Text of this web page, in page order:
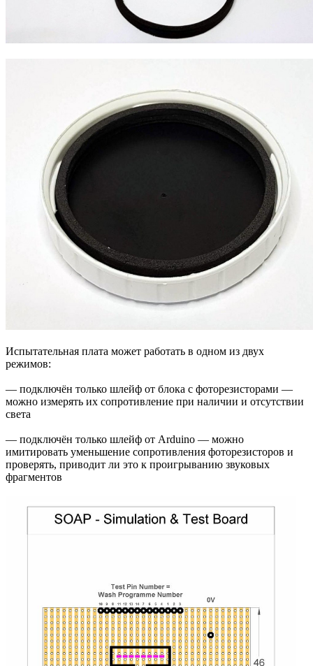
Испытательная плата может работать в одном из двух
режимов:
— подключён только шлейф от блока с фоторезисторами —
можно измерять их сопротивление при наличии и отсутствии
света
— подключён только шлейф от Arduino — можно
имитировать уменьшение сопротивления фоторезисторов и
проверять, приводит ли это к проигрыванию звуковых
фрагментов